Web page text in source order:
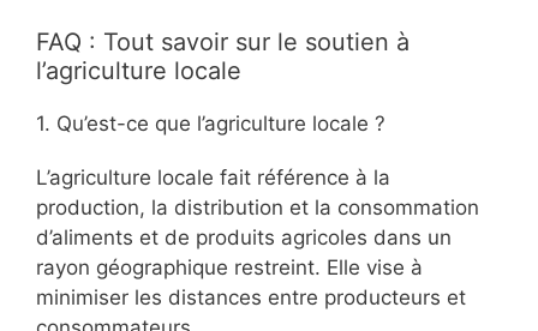
FAQ : Tout savoir sur le soutien à
l’agriculture locale
1. Qu’est-ce que l’agriculture locale ?
L’agriculture locale fait référence à la
production, la distribution et la consommation
d’aliments et de produits agricoles dans un
rayon géographique restreint. Elle vise à
minimiser les distances entre producteurs et